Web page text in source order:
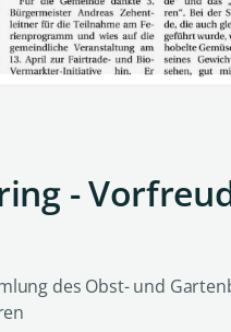
-
des Obst- und